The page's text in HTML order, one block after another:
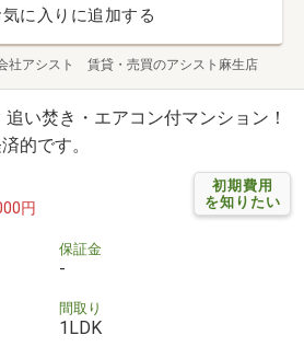
気に入りに追加する
社アシスト 賃貸・売買のアシスト麻生店
い焚き・エアコン付マンション！
的です。
初期費用
を知りたい
円
保証金
-
間取り
1LDK